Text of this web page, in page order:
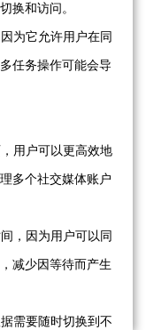
换和访问。
为它允许用户在同
任务操作可能会导
用户可以更高效地
多个社交媒体账户
，因为用户可以同
减少因等待而产生
需要随时切换到不